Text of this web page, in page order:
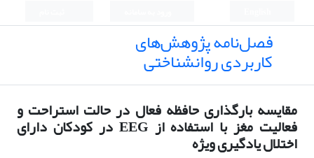
فصل‌نامه پژوهش‌های
کاربردی روانشناختی
مقایسه بارگذاری حافظه فعال در حالت استراحت و
فعالیت مغز با استفاده از EEG در کودکان دارای
اختلال یادگیری ویژه